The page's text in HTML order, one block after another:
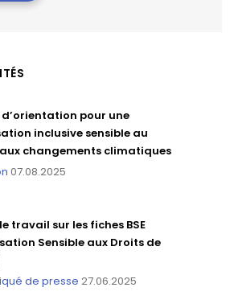
d’orientation pour une
inclusive sensible au
changements climatiques
07.08.2025
travail sur les fiches BSE
Sensible aux Droits de
de presse 27.06.2025